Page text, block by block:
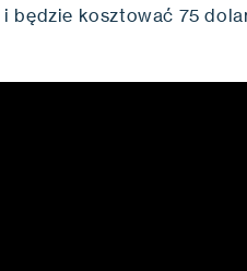
będzie kosztować 75